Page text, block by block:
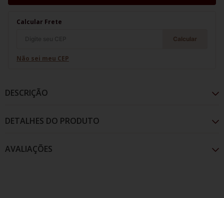
Calcular Frete
Calcular
Não sei meu CEP
DESCRIÇÃO
DETALHES DO PRODUTO
AVALIAÇÕES